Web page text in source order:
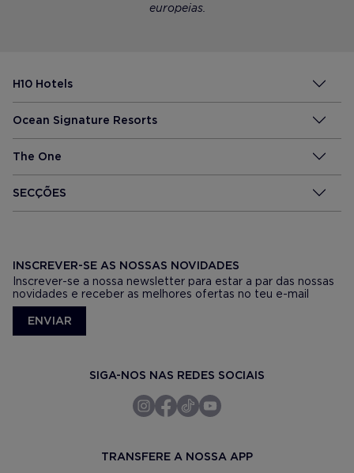
europeias.
H10 Hotels
Ocean Signature Resorts
The One
SECÇÕES
INSCREVER-SE AS NOSSAS NOVIDADES
Inscrever-se a nossa newsletter para estar a par das nossas
novidades e receber as melhores ofertas no teu e-mail
ENVIAR
SIGA-NOS NAS REDES SOCIAIS
TRANSFERE A NOSSA APP